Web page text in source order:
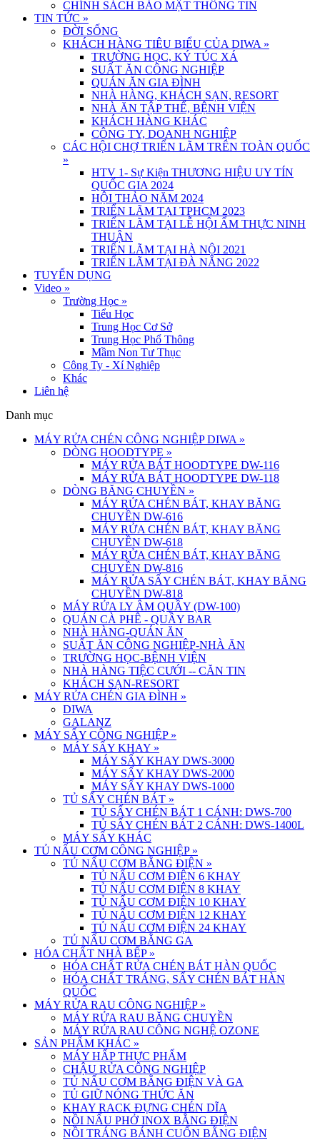
CHÍNH SÁCH BẢO MẬT THÔNG TIN
TIN TỨC »
ĐỜI SỐNG
KHÁCH HÀNG TIÊU BIỂU CỦA DIWA »
TRƯỜNG HỌC, KÝ TÚC XÁ
SUẤT ĂN CÔNG NGHIỆP
QUÁN ĂN GIA ĐÌNH
NHÀ HÀNG, KHÁCH SẠN, RESORT
NHÀ ĂN TẬP THỂ, BỆNH VIỆN
KHÁCH HÀNG KHÁC
CÔNG TY, DOANH NGHIỆP
CÁC HỘI CHỢ TRIỂN LÃM TRÊN TOÀN QUỐC
»
HTV 1- Sự Kiện THƯƠNG HIỆU UY TÍN
QUỐC GIA 2024
HỘI THẢO NĂM 2024
TRIỂN LÃM TẠI TPHCM 2023
TRIỂN LÃM TẠI LỄ HỘI ẨM THỰC NINH
THUẬN
TRIỂN LÃM TẠI HÀ NỘI 2021
TRIỂN LÃM TẠI ĐÀ NẴNG 2022
TUYỂN DỤNG
Video »
Trường Học »
Tiểu Học
Trung Học Cơ Sở
Trung Học Phổ Thông
Mầm Non Tư Thục
Công Ty - Xí Nghiệp
Khác
Liên hệ
Danh mục
MÁY RỬA CHÉN CÔNG NGHIỆP DIWA »
DÒNG HOODTYPE »
MÁY RỬA BÁT HOODTYPE DW-116
MÁY RỬA BÁT HOODTYPE DW-118
DÒNG BĂNG CHUYỀN »
MÁY RỬA CHÉN BÁT, KHAY BĂNG
CHUYỀN DW-616
MÁY RỬA CHÉN BÁT, KHAY BĂNG
CHUYỀN DW-618
MÁY RỬA CHÉN BÁT, KHAY BĂNG
CHUYỀN DW-816
MÁY RỬA SẤY CHÉN BÁT, KHAY BĂNG
CHUYỀN DW-818
MÁY RỬA LY ÂM QUẦY (DW-100)
QUÁN CÀ PHÊ - QUẦY BAR
NHÀ HÀNG-QUÁN ĂN
SUẤT ĂN CÔNG NGHIỆP-NHÀ ĂN
TRƯỜNG HỌC-BỆNH VIỆN
NHÀ HÀNG TIỆC CƯỚI -- CĂN TIN
KHÁCH SẠN-RESORT
MÁY RỬA CHÉN GIA ĐÌNH »
DIWA
GALANZ
MÁY SẤY CÔNG NGHIỆP »
MÁY SẤY KHAY »
MÁY SẤY KHAY DWS-3000
MÁY SẤY KHAY DWS-2000
MÁY SẤY KHAY DWS-1000
TỦ SẤY CHÉN BÁT »
TỦ SẤY CHÉN BÁT 1 CÁNH: DWS-700
TỦ SẤY CHÉN BÁT 2 CÁNH: DWS-1400L
MÁY SẤY KHÁC
TỦ NẤU CƠM CÔNG NGHIỆP »
TỦ NẤU CƠM BẰNG ĐIỆN »
TỦ NẤU CƠM ĐIỆN 6 KHAY
TỦ NẤU CƠM ĐIỆN 8 KHAY
TỦ NẤU CƠM ĐIỆN 10 KHAY
TỦ NẤU CƠM ĐIỆN 12 KHAY
TỦ NẤU CƠM ĐIỆN 24 KHAY
TỦ NẤU CƠM BẰNG GA
HÓA CHẤT NHÀ BẾP »
HÓA CHẤT RỬA CHÉN BÁT HÀN QUỐC
HÓA CHẤT TRÁNG, SẤY CHÉN BÁT HÀN
QUỐC
MÁY RỬA RAU CÔNG NGHIỆP »
MÁY RỬA RAU BĂNG CHUYỀN
MÁY RỬA RAU CÔNG NGHỆ OZONE
SẢN PHẨM KHÁC »
MÁY HẤP THỰC PHẨM
CHẬU RỬA CÔNG NGHIỆP
TỦ NẤU CƠM BẰNG ĐIỆN VÀ GA
TỦ GIỮ NÓNG THỨC ĂN
KHAY RACK ĐỰNG CHÉN DĨA
NỒI NẤU PHỞ INOX BẰNG ĐIỆN
NỒI TRÁNG BÁNH CUỐN BẰNG ĐIỆN